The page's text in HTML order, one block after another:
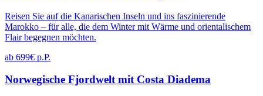
Reisen Sie auf die Kanarischen Inseln und ins faszinierende
Marokko – für alle, die dem Winter mit Wärme und orientalischem
Flair begegnen möchten.
ab 699€ p.P.
Norwegische Fjordwelt mit Costa Diadema